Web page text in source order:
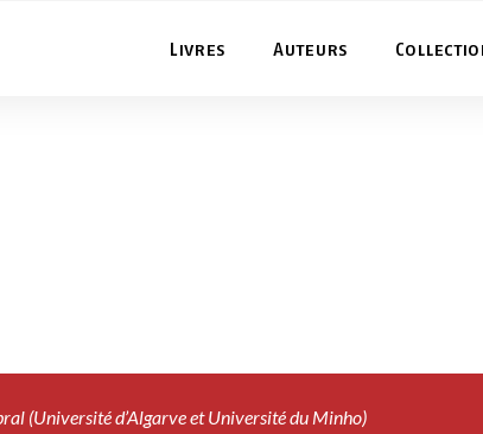
Livres Auteurs
(Université d’Algarve et Université du Minho)